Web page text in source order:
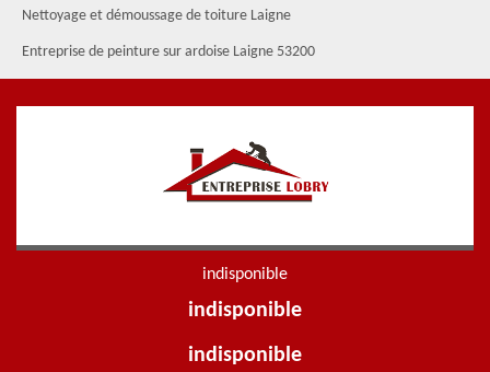
Nettoyage et démoussage de toiture Laigne
Entreprise de peinture sur ardoise Laigne 53200
indisponible
indisponible
indisponible